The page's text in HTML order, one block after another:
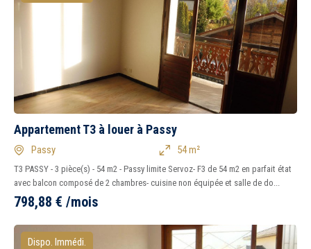
5 km 10 km 20 km
Appartement T3 à louer à Passy
Passy 54 m²
T3 PASSY - 3 pièce(s) - 54 m2 - Passy limite Servoz- F3 de 54 m2 en parfait état
avec balcon composé de 2 chambres- cuisine non équipée et salle de do...
798,88 € /mois
Dispo. Immédi.